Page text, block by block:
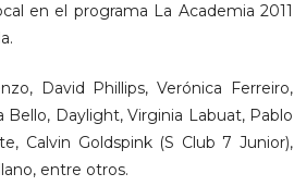
en el programa La Academia 2011
David Phillips, Verónica Ferreiro,
Daylight, Virginia Labuat, Pablo
Calvin Goldspink (S Club 7 Junior),
entre otros.